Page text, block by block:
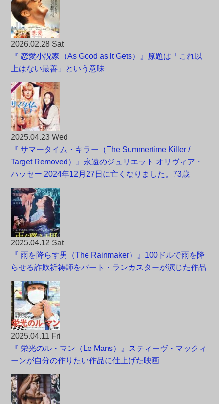
2026.02.28 Sat
『 恋愛小説家（As Good as it Gets）』原題は「これ以
上はない最善」という意味
2025.04.23 Wed
『 サマータイム・キラー（The Summertime Killer /
Target Removed）』永遠のジュリエット オリヴィア・
ハッセー 2024年12月27日に亡くなりました。73歳
2025.04.12 Sat
『 雨を降らす男（The Rainmaker）』100ドルで雨を降
らせる詐欺祈祷師をバート・ランカスターが演じた作品
2025.04.11 Fri
『 栄光のル・マン（Le Mans）』スティーヴ・マックィ
ーンが自分の作りたい作品に仕上げた映画